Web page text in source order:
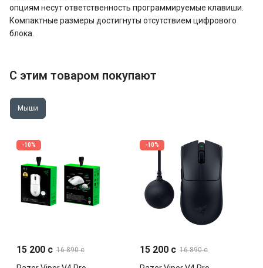
опциям несут ответственность программируемые клавиши.
Компактные размеры достигнуты отсутствием цифрового
блока.
С этим товаром покупают
Мыши
-10%
15 200 c 16 890 c
-10%
15 200 c 16 890 c